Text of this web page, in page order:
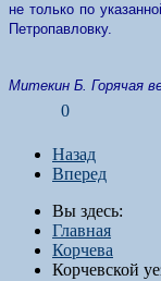
не только по
Петропавловку.
Митекин Б. Горячая
0
Назад
Вперед
Вы здесь:
Главная
Корчева
Корчевской